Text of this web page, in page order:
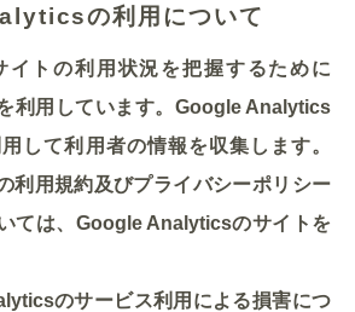
の利用について
イトの利用状況を把握するために
利用しています。Google Analytics
して利用者の情報を収集します。
利用規約及びプライバシーポリシー
ては、Google Analyticsのサイトを
のサービス利用による損害につ